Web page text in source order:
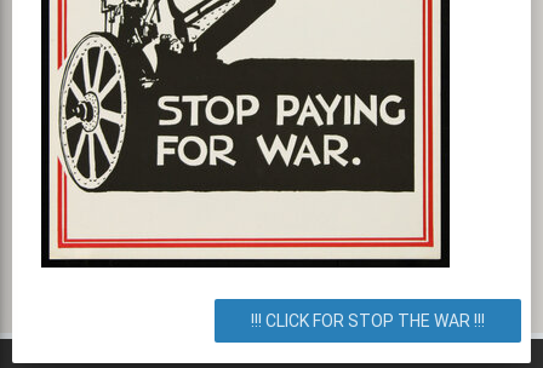
!!! CLICK FOR STOP THE WAR !!!